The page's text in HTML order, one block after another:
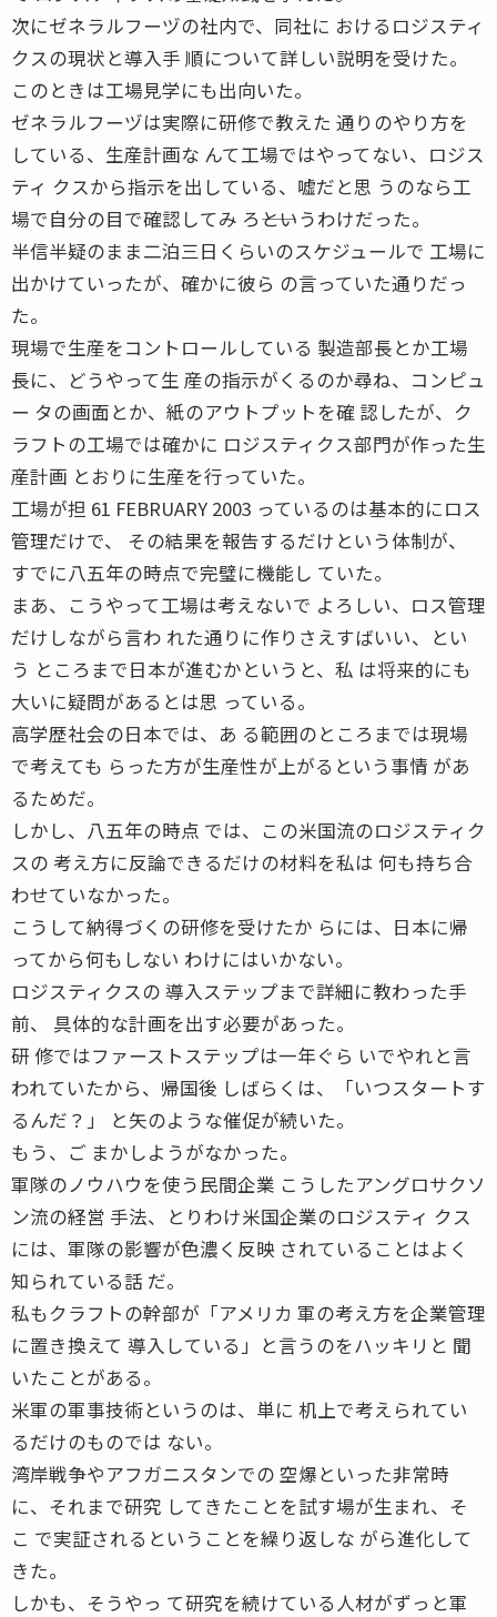
次にゼネラルフーヅの社内で、同社に おけるロジスティ
クスの現状と導入手 順について詳しい説明を受けた。
このときは工場見学にも出向いた。
ゼネラルフーヅは実際に研修で教えた 通りのやり方を
している、生産計画な んて工場ではやってない、ロジス
ティ クスから指示を出している、嘘だと思 うのなら工
場で自分の目で確認してみ ろ――というわけだった。
半信半疑のまま二泊三日くらいのスケジュールで 工場に
出かけていったが、確かに彼ら の言っていた通りだっ
た。
現場で生産をコントロールしている 製造部長とか工場
長に、どうやって生 産の指示がくるのか尋ね、コンピュ
ー タの画面とか、紙のアウトプットを確 認したが、ク
ラフトの工場では確かに ロジスティクス部門が作った生
産計画 とおりに生産を行っていた。
工場が担 61 FEBRUARY 2003 っているのは基本的にロス
管理だけで、 その結果を報告するだけという体制が、
すでに八五年の時点で完璧に機能し ていた。
まあ、こうやって工場は考えないで よろしい、ロス管理
だけしながら言わ れた通りに作りさえすばいい、とい
う ところまで日本が進むかというと、私 は将来的にも
大いに疑問があるとは思 っている。
高学歴社会の日本では、あ る範囲のところまでは現場
で考えても らった方が生産性が上がるという事情 があ
るためだ。
しかし、八五年の時点 では、この米国流のロジスティク
スの 考え方に反論できるだけの材料を私は 何も持ち合
わせていなかった。
こうして納得づくの研修を受けたか らには、日本に帰
ってから何もしない わけにはいかない。
ロジスティクスの 導入ステップまで詳細に教わった手
前、 具体的な計画を出す必要があった。
研 修ではファーストステップは一年ぐら いでやれと言
われていたから、帰国後 しばらくは、「いつスタートす
るんだ？」 と矢のような催促が続いた。
もう、ご まかしようがなかった。
軍隊のノウハウを使う民間企業 こうしたアングロサクソ
ン流の経営 手法、とりわけ米国企業のロジスティ クス
には、軍隊の影響が色濃く反映 されていることはよく
知られている話 だ。
私もクラフトの幹部が「アメリカ 軍の考え方を企業管理
に置き換えて 導入している」と言うのをハッキリと 聞
いたことがある。
米軍の軍事技術というのは、単に 机上で考えられてい
るだけのものでは ない。
湾岸戦争やアフガニスタンでの 空爆といった非常時
に、それまで研究 してきたことを試す場が生まれ、そ
こ で実証されるということを繰り返しな がら進化して
きた。
しかも、そうやっ て研究を続けている人材がずっと軍